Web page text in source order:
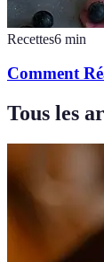
Recettes6 min
Comment
Tous les